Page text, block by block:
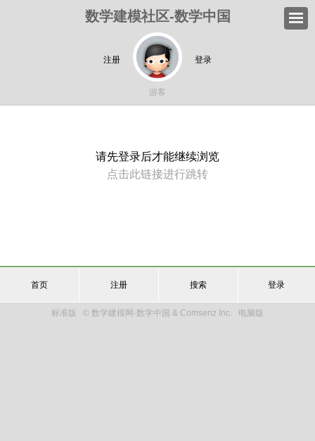
数学建模社区-数学中国
注册 登录
游客
请先登录后才能继续浏览
点击此链接进行跳转
首页 注册 搜索 登录
标准版 © 数学建模网-数学中国 & Comsenz Inc. 电脑版